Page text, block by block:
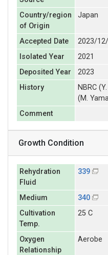
Country/region
of Origin
Japan
Accepted Date
2023/
Isolated Year
2021
Deposited Year
2023
History
NBRC
(M.
Comment
Growth Condition
Rehydration
Fluid
339
Medium
340
Cultivation
Temp.
25 C
Oxygen
Relationship
Aerobe